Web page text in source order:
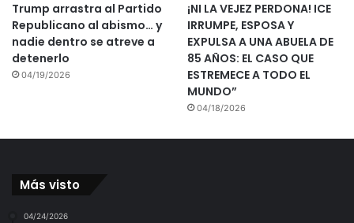
Trump arrastra al Partido
Republicano al abismo… y
nadie dentro se atreve a
detenerlo
04/19/2026
¡NI LA VEJEZ PERDONA! ICE
IRRUMPE, ESPOSA Y
EXPULSA A UNA ABUELA DE
85 AÑOS: EL CASO QUE
ESTREMECE A TODO EL
MUNDO”
04/18/2026
Más visto
04/24/2026